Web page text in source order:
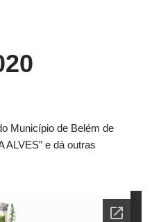
Município de Belém de
ALVES” e dá outras